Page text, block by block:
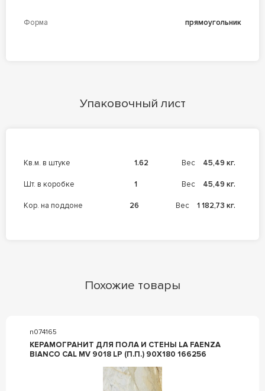
Форма прямоугольник
Упаковочный лист
кв.м. в штуке 1.62 Вес 45,49 кг.
шт. в коробке 1 Вес 45,49 кг.
кор. на поддоне 26 Вес 1 182,73 кг.
Похожие товары
n074165
КЕРАМОГРАНИТ ДЛЯ ПОЛА И СТЕНЫ LA FAENZA
BIANCO CAL MV 9018 LP (П.П.) 90X180 166256